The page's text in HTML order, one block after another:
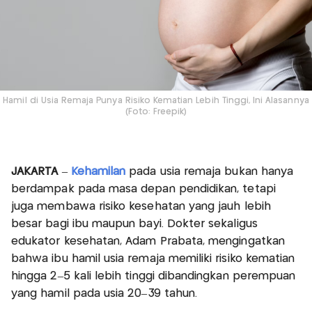
Hamil di Usia Remaja Punya Risiko Kematian Lebih Tinggi, Ini Alasannya
(Foto: Freepik)
JAKARTA– Kehamilan pada usia remaja bukan hanya
berdampak pada masa depan pendidikan, tetapi
juga membawa risiko kesehatan yang jauh lebih
besar bagi ibu maupun bayi. Dokter sekaligus
edukator kesehatan, Adam Prabata, mengingatkan
bahwa ibu hamil usia remaja memiliki risiko kematian
hingga 2–5 kali lebih tinggi dibandingkan perempuan
yang hamil pada usia 20–39 tahun.